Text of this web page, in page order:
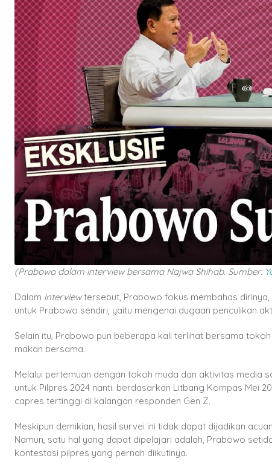
(Prabowo dalam interview bersama Najwa Shihab. Sumber:
Dalam interviewtersebut, Prabowo fokus membahas
untuk Prabowo sendiri, yaitu mengenai dugaan penculikan
Selain itu, Prabowo pun beberapa kali terlihat bersama
makan bersama.
Melalui pertemuan dengan tokoh muda dan aktivitas media
untuk Pilpres 2024 nanti. berdasarkan Litbang Kompas Mei
capres tertinggi di kalangan responden Gen Z.
Meskipun demikian, hasil survei ini tidak dapat dijadikan
Namun, satu hal yang dapat dipelajari adalah, Prabowo
kontestasi pilpres yang pernah diikutinya.